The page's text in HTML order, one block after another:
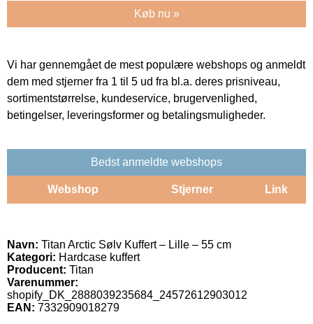
Køb nu »
Vi har gennemgået de mest populære webshops og anmeldt
dem med stjerner fra 1 til 5 ud fra bl.a. deres prisniveau,
sortimentstørrelse, kundeservice, brugervenlighed,
betingelser, leveringsformer og betalingsmuligheder.
Bedst anmeldte webshops
Webshop Stjerner Link
Navn: Titan Arctic Sølv Kuffert – Lille – 55 cm
Kategori: Hardcase kuffert
Producent: Titan
Varenummer:
shopify_DK_2888039235684_24572612903012
EAN: 7332909018279